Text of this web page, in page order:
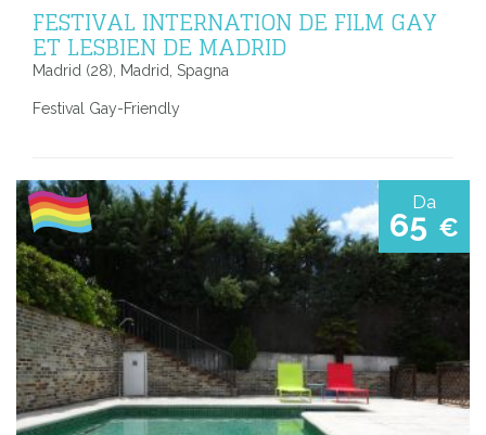
FESTIVAL INTERNATION DE FILM GAY
ET LESBIEN DE MADRID
Madrid (28), Madrid, Spagna
Festival Gay-Friendly
Da
65 €